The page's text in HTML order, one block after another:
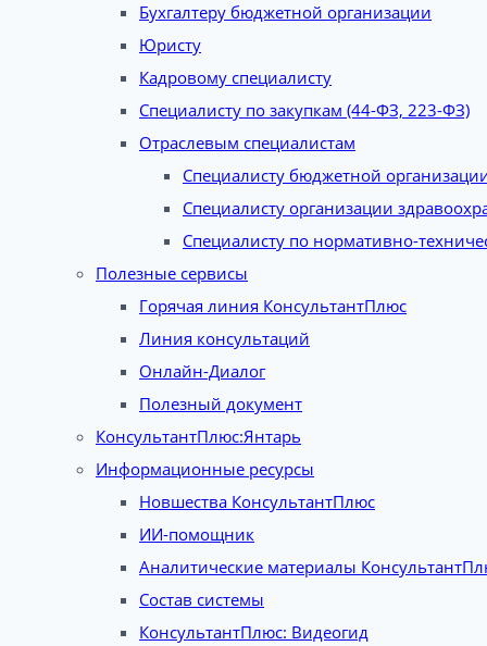
Бухгалтеру бюджетной организации
Юристу
Кадровому специалисту
Специалисту по закупкам (44-ФЗ, 223-ФЗ)
Отраслевым специалистам
Специалисту бюджетной
Специалисту организации
Специалисту по нормативно-
Полезные сервисы
Горячая линия КонсультантПлюс
Линия консультаций
Онлайн-Диалог
Полезный документ
КонсультантПлюс:Янтарь
Информационные ресурсы
Новшества КонсультантПлюс
ИИ-помощник
Аналитические материалы
Состав системы
КонсультантПлюс: Видеогид